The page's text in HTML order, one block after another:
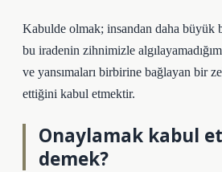
Kabulde olmak; insandan daha büyük
bu iradenin zihnimizle
ve yansımaları birbirine bağlayan bir
ettiğini kabul etmektir.
Onaylamak kabul
demek?